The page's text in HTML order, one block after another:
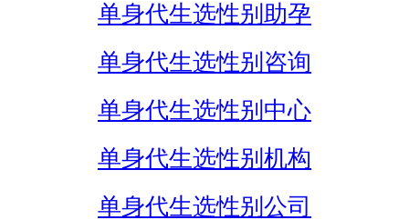
单身代生选性别助孕
单身代生选性别咨询
单身代生选性别中心
单身代生选性别机构
单身代生选性别公司